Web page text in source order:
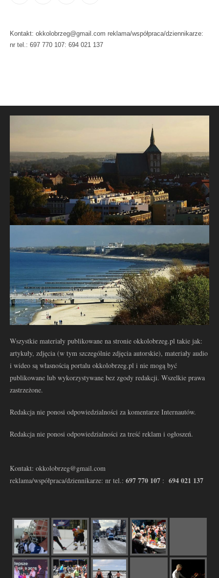
Kontakt: okkolobrzeg@gmail.com reklama/współpraca/dziennikarze:
nr tel.: 697 770 107: 694 021 137
Wszystkie materiały publikowane na stronie okkolobrzeg.pl takie jak:
artykuły, zdjęcia (w tym szczególnie zdjęcia autorskie), materiały audio
i wideo są własnością portalu okkolobrzeg.pl i nie mogą być
publikowane lub wykorzystywane bez zgody redakcji. Wszelkie prawa
zastrzeżone.
Redakcja nie ponosi odpowiedzialności za komentarze Internautów.
Redakcja nie ponosi odpowiedzialności za treść reklam i ogłoszeń.
Kontakt: okkolobrzeg@gmail.com
reklama/współpraca/dziennikarze: nr tel.: 697 770 107 : 694 021 137